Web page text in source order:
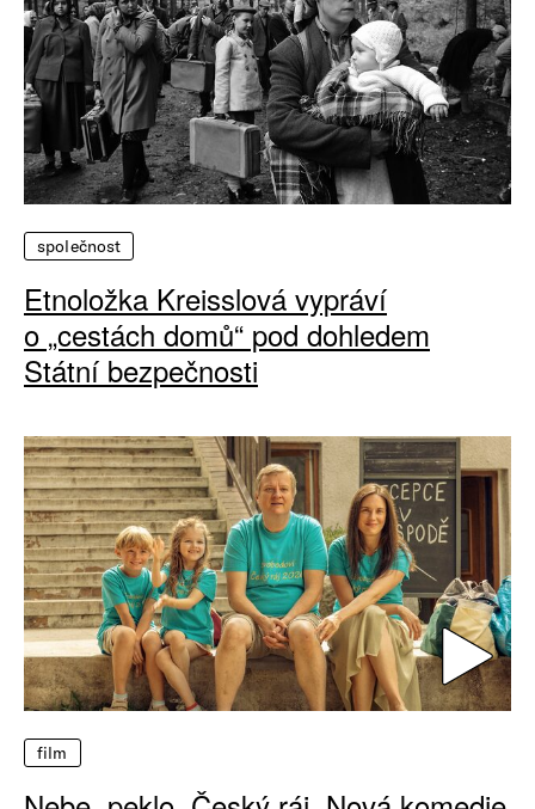
společnost
Etnoložka Kreisslová vypráví
o „cestách domů“ pod dohledem
Státní bezpečnosti
film